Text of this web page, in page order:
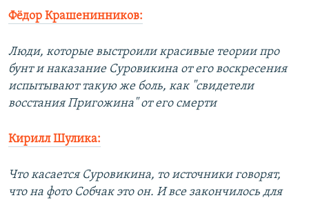
Фёдор Крашенинников:
Люди, которые выстроили красивые теории про
бунт и наказание Суровикина от его воскресения
испытывают такую же боль, как "свидетели
восстания Пригожина" от его смерти
Кирилл Шулика:
Что касается Суровикина, то источники говорят,
что на фото Собчак это он. И все закончилось для